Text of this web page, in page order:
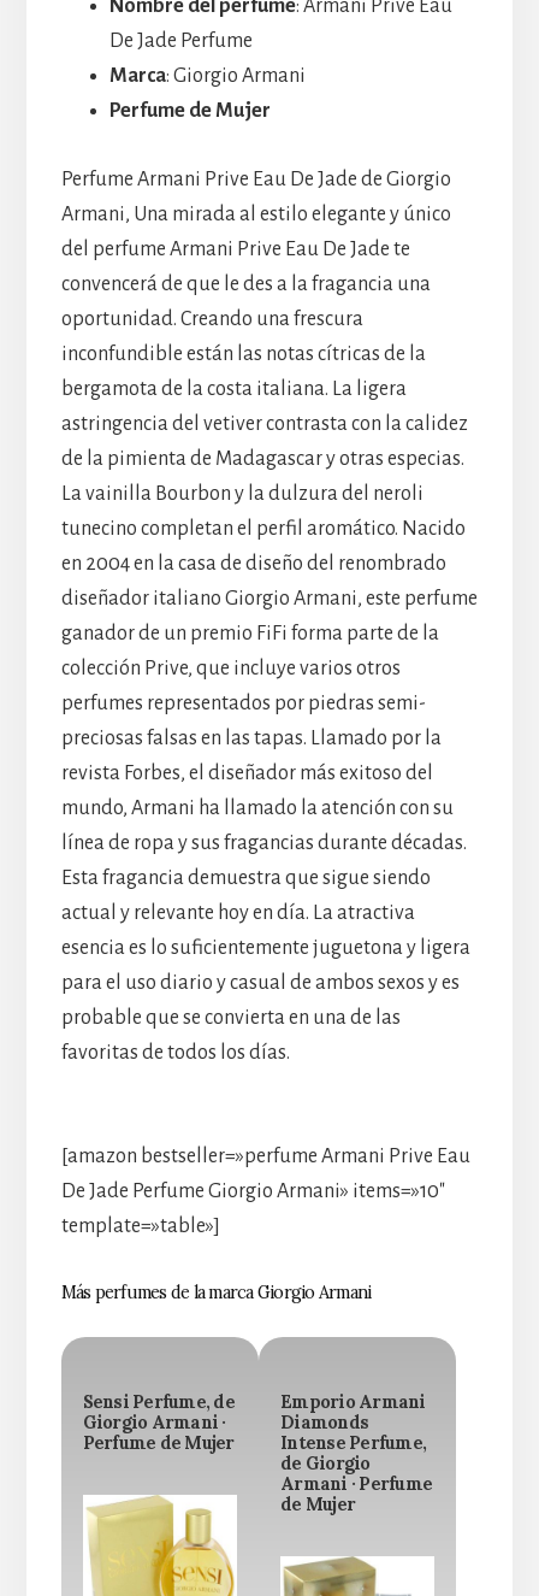
Nombre del perfume: Armani Prive Eau
De Jade Perfume
Marca: Giorgio Armani
Perfume de Mujer
Perfume Armani Prive Eau De Jade de Giorgio
Armani, Una mirada al estilo elegante y único
del perfume Armani Prive Eau De Jade te
convencerá de que le des a la fragancia una
oportunidad. Creando una frescura
inconfundible están las notas cítricas de la
bergamota de la costa italiana. La ligera
astringencia del vetiver contrasta con la calidez
de la pimienta de Madagascar y otras especias.
La vainilla Bourbon y la dulzura del neroli
tunecino completan el perfil aromático. Nacido
en 2004 en la casa de diseño del renombrado
diseñador italiano Giorgio Armani, este perfume
ganador de un premio FiFi forma parte de la
colección Prive, que incluye varios otros
perfumes representados por piedras semi-
preciosas falsas en las tapas. Llamado por la
revista Forbes, el diseñador más exitoso del
mundo, Armani ha llamado la atención con su
línea de ropa y sus fragancias durante décadas.
Esta fragancia demuestra que sigue siendo
actual y relevante hoy en día. La atractiva
esencia es lo suficientemente juguetona y ligera
para el uso diario y casual de ambos sexos y es
probable que se convierta en una de las
favoritas de todos los días.
[amazon bestseller=»perfume Armani Prive Eau
De Jade Perfume Giorgio Armani» items=»10″
template=»table»]
Más perfumes de la marca Giorgio Armani
Sensi Perfume, de
Giorgio Armani ·
Perfume de Mujer
Emporio Armani
Diamonds
Intense Perfume,
de Giorgio
Armani · Perfume
de Mujer